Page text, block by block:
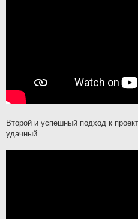
Второй и успешный подход к
удачный